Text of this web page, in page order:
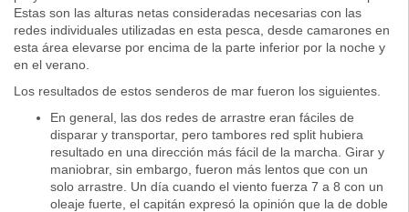
Estas son las alturas netas consideradas necesarias con las
redes individuales utilizadas en esta pesca, desde camarones en
esta área elevarse por encima de la parte inferior por la noche y
en el verano.
Los resultados de estos senderos de mar fueron los siguientes.
En general, las dos redes de arrastre eran fáciles de
disparar y transportar, pero tambores red split hubiera
resultado en una dirección más fácil de la marcha. Girar y
maniobrar, sin embargo, fueron más lentos que con un
solo arrastre. Un día cuando el viento fuerza 7 a 8 con un
oleaje fuerte, el capitán expresó la opinión que la de doble